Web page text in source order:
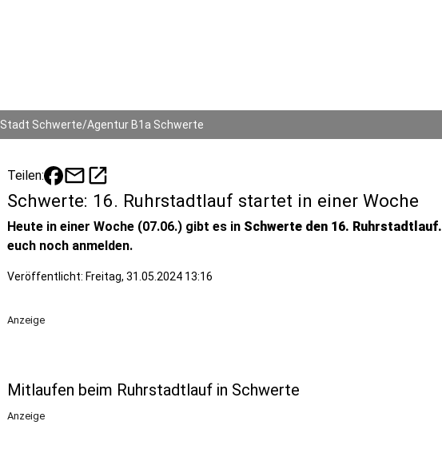
Stadt Schwerte/Agentur B1a Schwerte
Teilen: mailopen_in_new
Schwerte: 16. Ruhrstadtlauf startet in einer Woche
Heute in einer Woche (07.06.) gibt es in Schwerte den 16. Ruhrstadtlauf.
euch noch anmelden.
Veröffentlicht: Freitag, 31.05.2024 13:16
Anzeige
Mitlaufen beim Ruhrstadtlauf in Schwerte
Anzeige